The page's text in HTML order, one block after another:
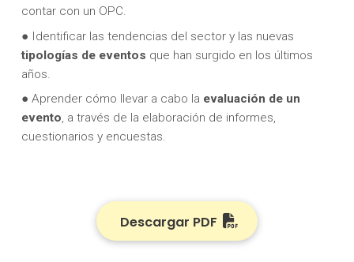
contar con un OPC.
● Identificar las tendencias del sector y las nuevas
tipologías de eventos que han surgido en los últimos
años.
● Aprender cómo llevar a cabo la evaluación de un
evento, a través de la elaboración de informes,
cuestionarios y encuestas.
Descargar PDF